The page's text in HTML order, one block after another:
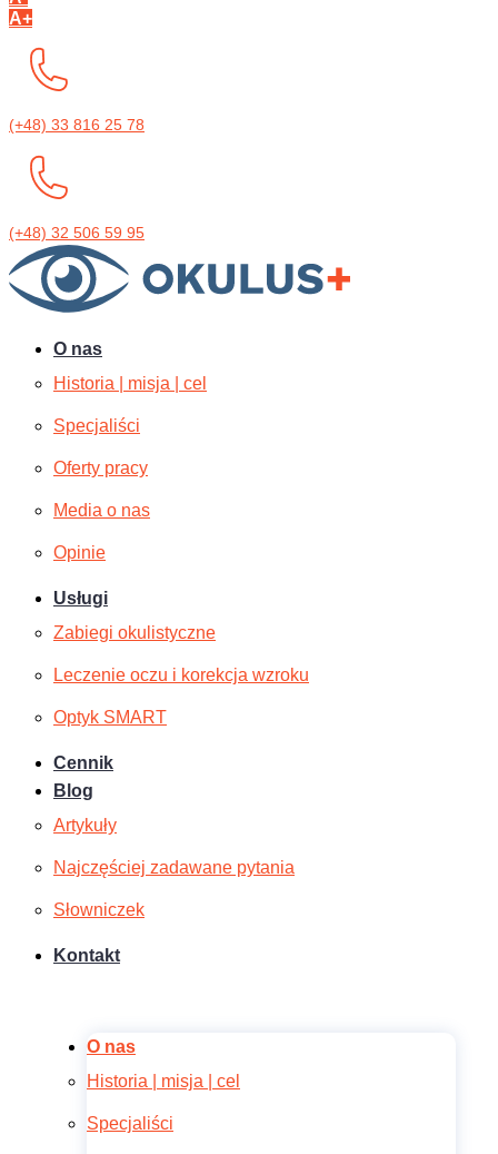
A+
(+48) 33 816 25 78
(+48) 32 506 59 95
O nas
Historia | misja | cel
Specjaliści
Oferty pracy
Media o nas
Opinie
Usługi
Zabiegi okulistyczne
Leczenie oczu i korekcja wzroku
Optyk SMART
Cennik
Blog
Artykuły
Najczęściej zadawane pytania
Słowniczek
Kontakt
O nas
Historia | misja | cel
Specjaliści